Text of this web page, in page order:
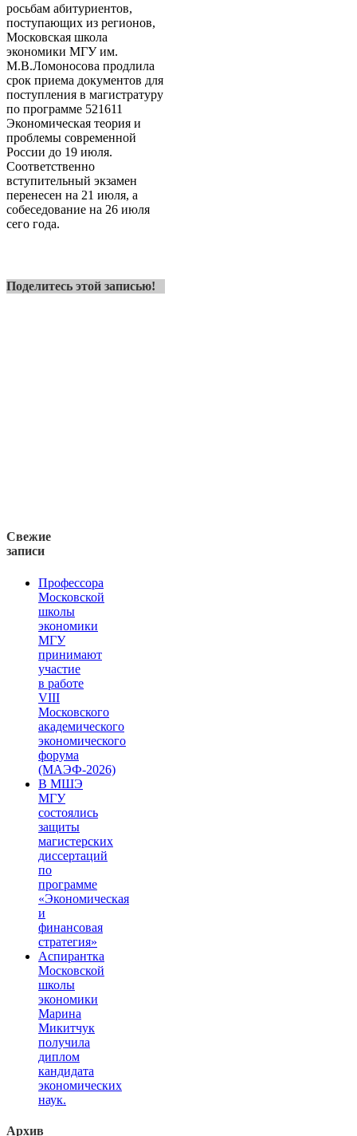
росьбам абитуриентов,
поступающих из регионов,
Московская школа
экономики МГУ им.
М.В.Ломоносова продлила
срок приема документов для
поступления в магистратуру
по программе 521611
Экономическая теория и
проблемы современной
России до 19 июля.
Соответственно
вступительный экзамен
перенесен на 21 июля, а
собеседование на 26 июля
сего года.
Поделитесь этой записью!
Свежие
записи
Профессора
Московской
школы
экономики
МГУ
принимают
участие
в работе
VIII
Московского
академического
экономического
форума
(МАЭФ-2026)
В МШЭ
МГУ
состоялись
защиты
магистерских
диссертаций
по
программе
«Экономическая
и
финансовая
стратегия»
Аспирантка
Московской
школы
экономики
Марина
Микитчук
получила
диплом
кандидата
экономических
наук.
Архив